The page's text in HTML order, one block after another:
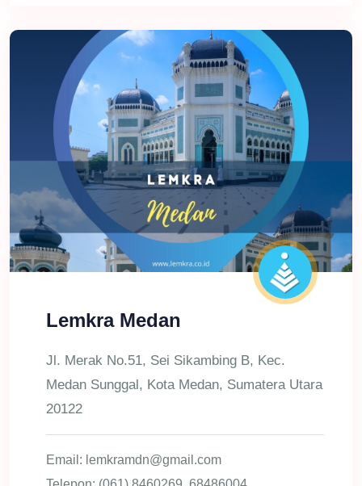
Lemkra Medan
Jl. Merak No.51, Sei Sikambing B, Kec.
Medan Sunggal, Kota Medan, Sumatera Utara
20122
Email: lemkramdn@gmail.com